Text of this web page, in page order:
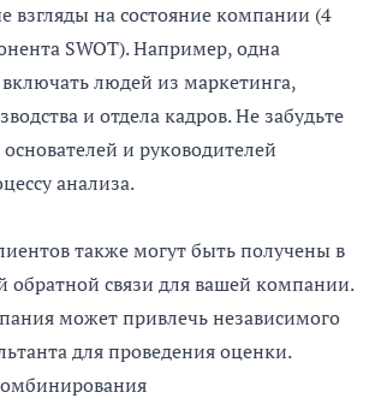
взгляды на состояние компании (4
SWOT). Например, одна
людей из маркетинга,
и отдела кадров. Не забудьте
и руководителей
анализа.
также могут быть получены в
обратной связи для вашей компании.
может привлечь независимого
для проведения оценки.